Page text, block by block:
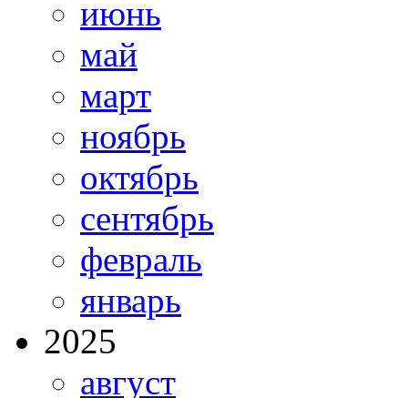
июнь
май
март
ноябрь
октябрь
сентябрь
февраль
январь
2025
август